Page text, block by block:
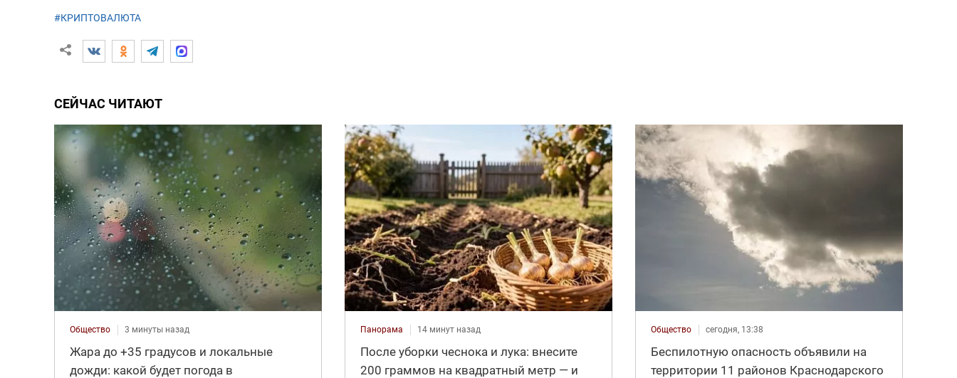
#КРИПТОВАЛЮТА
СЕЙЧАС ЧИТАЮТ
Общество 3 минуты назад
Жара до +35 градусов и локальные
дожди: какой будет погода в
Панорама 14 минут назад
После уборки чеснока и лука: внесите
200 граммов на квадратный метр — и
Общество сегодня, 13:38
Беспилотную опасность объявили на
территории 11 районов Краснодарского